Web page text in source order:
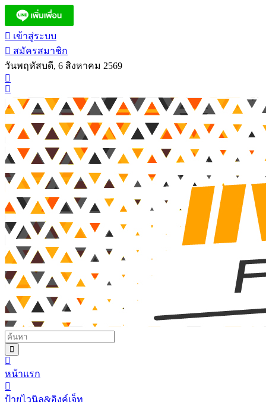
เข้าสู่ระบบ
สมัครสมาชิก
วันพฤหัสบดี, 6 สิงหาคม 2569
หน้าแรก
ป้ายไวนิล&อิงค์เจ็ท